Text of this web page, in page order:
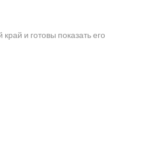
и готовы показать его